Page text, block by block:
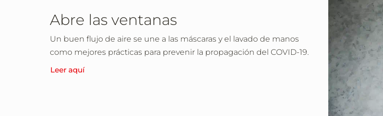
Abre las ventanas
Un buen flujo de aire se une a las máscaras y el lavado de manos
como mejores prácticas para prevenir la propagación del COVID-19.
Leer aquí